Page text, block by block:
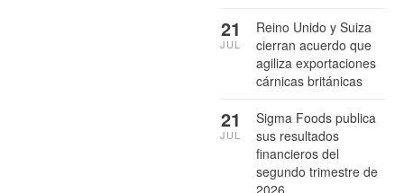
Reino Unido y Suiza
cierran acuerdo que
agiliza exportaciones
cárnicas británicas
21
JUL
Sigma Foods publica
sus resultados
financieros del
segundo trimestre de
2026
21
JUL